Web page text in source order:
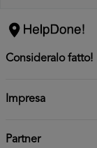
Consideralo fatto!
Impresa
Partner